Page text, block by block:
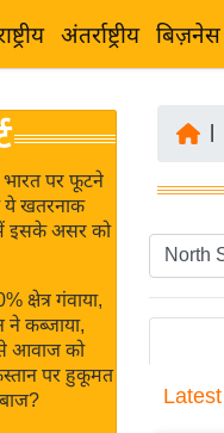
अंतर्राष्ट्रीय बिज़नेस
पर फूटने
ये खतरनाक
इसके असर को
क्षेत्र गंवाया,
ने कब्जाया,
आवाज को
पर हुकूमत
Latest